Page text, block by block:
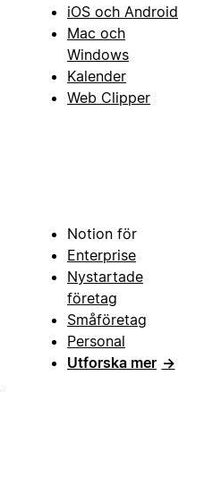
iOS och Android
Mac och
Windows
Kalender
Web Clipper
Notion för
Enterprise
Nystartade
företag
Småföretag
Personal
Utforska mer →